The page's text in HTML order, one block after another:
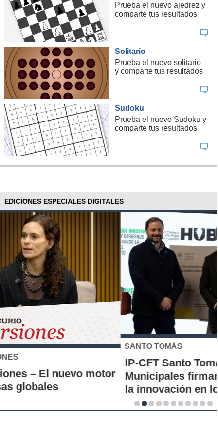
Prueba el nuevo ajedrez y
comparte tus resultados
Solitario
Prueba el nuevo solitario
y comparte tus resultados
Sudoku
Prueba el nuevo Sudoku y
comparte tus resultados
EDICIONES ESPECIALES DIGITALES
SANTO TOMÁS
IP-CFT Santo Tomás y Red de Hubs
Municipales firman alianza para impulsar
la innovación en los territorios